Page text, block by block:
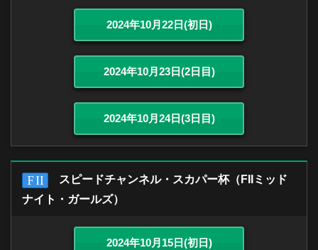
2024年10月22日(初日)
2024年10月23日(2日目)
2024年10月24日(3日目)
スピードチャンネル・スカパー杯（FIIミッド
ナイト・ガールズ）
2024年10月15日(初日)